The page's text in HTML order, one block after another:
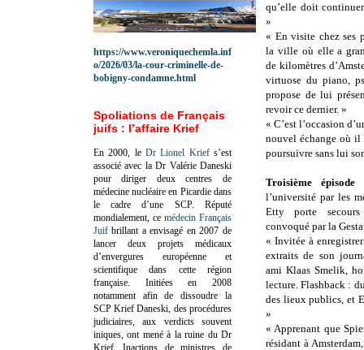
qu’elle doit
»
« En visite chez ses
la ville où elle a
de kilomètres
virtuose du piano,
propose de lui
revoir ce dernier. »
« C’est l’occasion
nouvel échange où il
poursuivre sans lui
Troisième épisode:
l’université par les
Etty porte
convoqué par la
« Invitée à
extraits de son
ami Klaas Smelik,
lecture. Flashback :
des lieux publics, et
»
« Apprenant que
résidant à
https://www.veroniquechemla.inf
o/2026/03/la-cour-criminelle-de-
bobigny-condamne.html
Spoliations de Français
juifs : l’affaire Krief
En 2000, le Dr Lionel Kriefs’est
associé avec la Dr Valérie Daneski
pour diriger deux centres de
médecine nucléaire en Picardie dans
le cadre d’une SCP. Réputé
mondialement, ce médecin Français
Juif brillant a envisagé en 2007 de
lancer deux projets médicaux
d’envergures européenne et
scientifique dans cette région
française. Initiées en 2008
notamment afin de dissoudre la
SCP Krief Daneski, des procédures
judiciaires, aux verdicts souvent
iniques, ont mené à la ruine du Dr
Krief.Inactions de ministres de